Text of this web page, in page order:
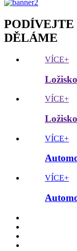
PODÍVEJTE
DĚLÁME
VÍCE+
VÍCE+
VÍCE+
VÍCE+